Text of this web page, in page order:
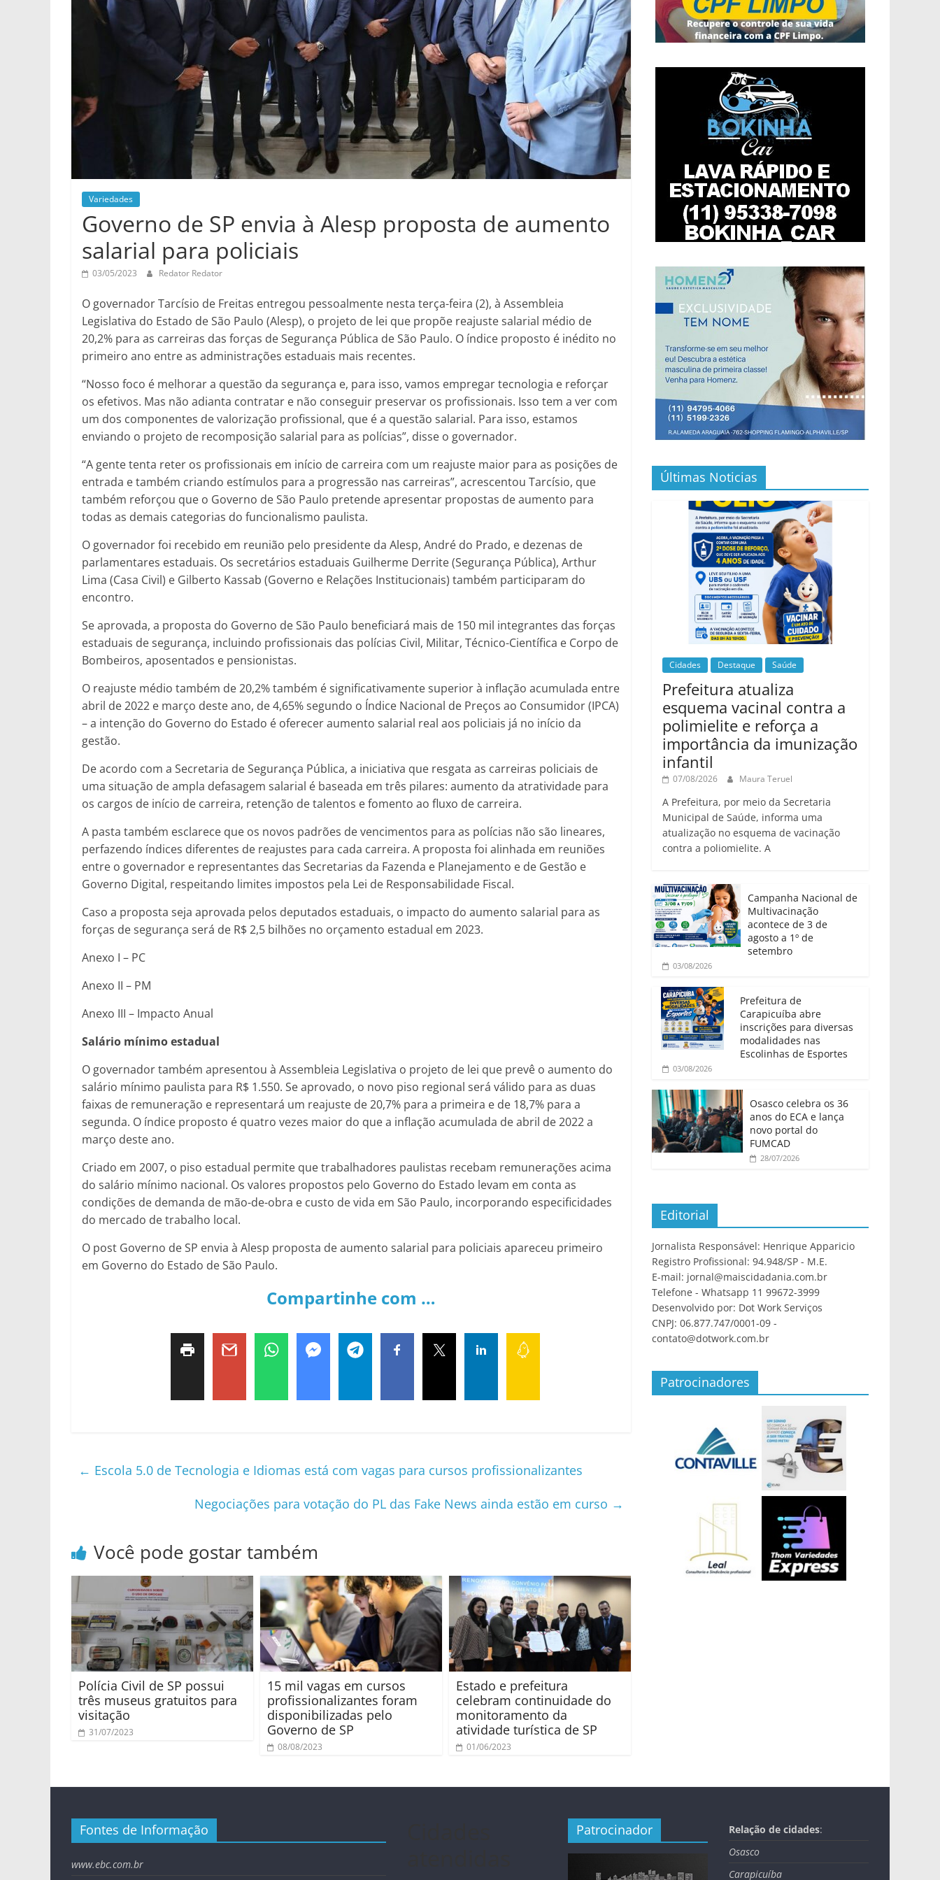
Variedades
Governo de SP envia à Alesp proposta de aumento
salarial para policiais
03/05/2023 Redator Redator
O governador Tarcísio de Freitas entregou pessoalmente nesta terça-feira (2), à Assembleia
Legislativa do Estado de São Paulo (Alesp), o projeto de lei que propõe reajuste salarial médio de
20,2% para as carreiras das forças de Segurança Pública de São Paulo. O índice proposto é inédito no
primeiro ano entre as administrações estaduais mais recentes.
“Nosso foco é melhorar a questão da segurança e, para isso, vamos empregar tecnologia e reforçar
os efetivos. Mas não adianta contratar e não conseguir preservar os profissionais. Isso tem a ver com
um dos componentes de valorização profissional, que é a questão salarial. Para isso, estamos
enviando o projeto de recomposição salarial para as polícias”, disse o governador.
“A gente tenta reter os profissionais em início de carreira com um reajuste maior para as posições de
entrada e também criando estímulos para a progressão nas carreiras”, acrescentou Tarcísio, que
também reforçou que o Governo de São Paulo pretende apresentar propostas de aumento para
todas as demais categorias do funcionalismo paulista.
O governador foi recebido em reunião pelo presidente da Alesp, André do Prado, e dezenas de
parlamentares estaduais. Os secretários estaduais Guilherme Derrite (Segurança Pública), Arthur
Lima (Casa Civil) e Gilberto Kassab (Governo e Relações Institucionais) também participaram do
encontro.
Se aprovada, a proposta do Governo de São Paulo beneficiará mais de 150 mil integrantes das forças
estaduais de segurança, incluindo profissionais das polícias Civil, Militar, Técnico-Científica e Corpo de
Bombeiros, aposentados e pensionistas.
O reajuste médio também de 20,2% também é significativamente superior à inflação acumulada entre
abril de 2022 e março deste ano, de 4,65% segundo o Índice Nacional de Preços ao Consumidor (IPCA)
– a intenção do Governo do Estado é oferecer aumento salarial real aos policiais já no início da
gestão.
De acordo com a Secretaria de Segurança Pública, a iniciativa que resgata as carreiras policiais de
uma situação de ampla defasagem salarial é baseada em três pilares: aumento da atratividade para
os cargos de início de carreira, retenção de talentos e fomento ao fluxo de carreira.
A pasta também esclarece que os novos padrões de vencimentos para as polícias não são lineares,
perfazendo índices diferentes de reajustes para cada carreira. A proposta foi alinhada em reuniões
entre o governador e representantes das Secretarias da Fazenda e Planejamento e de Gestão e
Governo Digital, respeitando limites impostos pela Lei de Responsabilidade Fiscal.
Caso a proposta seja aprovada pelos deputados estaduais, o impacto do aumento salarial para as
forças de segurança será de R$ 2,5 bilhões no orçamento estadual em 2023.
Anexo I – PC
Anexo II – PM
Anexo III – Impacto Anual
Salário mínimo estadual
O governador também apresentou à Assembleia Legislativa o projeto de lei que prevê o aumento do
salário mínimo paulista para R$ 1.550. Se aprovado, o novo piso regional será válido para as duas
faixas de remuneração e representará um reajuste de 20,7% para a primeira e de 18,7% para a
segunda. O índice proposto é quatro vezes maior do que a inflação acumulada de abril de 2022 a
março deste ano.
Criado em 2007, o piso estadual permite que trabalhadores paulistas recebam remunerações acima
do salário mínimo nacional. Os valores propostos pelo Governo do Estado levam em conta as
condições de demanda de mão-de-obra e custo de vida em São Paulo, incorporando especificidades
do mercado de trabalho local.
O post Governo de SP envia à Alesp proposta de aumento salarial para policiais apareceu primeiro
em Governo do Estado de São Paulo.
Compartinhe com …
← Escola 5.0 de Tecnologia e Idiomas está com vagas para cursos profissionalizantes
Negociações para votação do PL das Fake News ainda estão em curso →
Você pode gostar também
Polícia Civil de SP possui
três museus gratuitos para
visitação
31/07/2023
15 mil vagas em cursos
profissionalizantes foram
disponibilizadas pelo
Governo de SP
08/08/2023
Estado e prefeitura
celebram continuidade do
monitoramento da
atividade turística de SP
01/06/2023
Últimas Noticias
Cidades Destaque Saúde
Prefeitura atualiza
esquema vacinal contra a
polimielite e reforça a
importância da imunização
infantil
07/08/2026 Maura Teruel
A Prefeitura, por meio da Secretaria
Municipal de Saúde, informa uma
atualização no esquema de vacinação
contra a poliomielite. A
Campanha Nacional de
Multivacinação
acontece de 3 de
agosto a 1º de
setembro
03/08/2026
Prefeitura de
Carapicuíba abre
inscrições para diversas
modalidades nas
Escolinhas de Esportes
03/08/2026
Osasco celebra os 36
anos do ECA e lança
novo portal do
FUMCAD
28/07/2026
Editorial
Jornalista Responsável: Henrique Apparicio
Registro Profissional: 94.948/SP - M.E.
E-mail: jornal@maiscidadania.com.br
Telefone - Whatsapp 11 99672-3999
Desenvolvido por: Dot Work Serviços
CNPJ: 06.877.747/0001-09 -
contato@dotwork.com.br
Patrocinadores
Fontes de Informação
www.ebc.com.br
Patrocinador Relação de cidades:
Osasco
Carapicuíba